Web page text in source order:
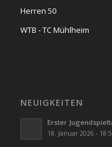
Herren 50
WTB - TC Mühlheim
NEUIGKEITEN
Erster
18. Januar 2026 -